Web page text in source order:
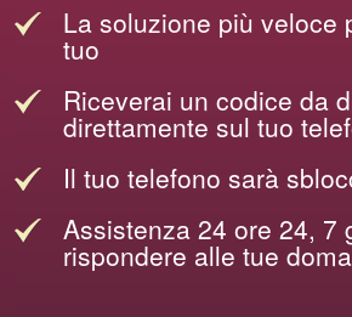
La soluzione più veloce
tuo
Riceverai un codice da
direttamente sul tuo
Il tuo telefono sarà
Assistenza 24 ore 24, 7
rispondere alle tue